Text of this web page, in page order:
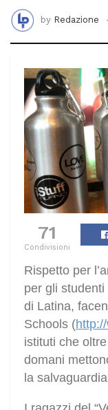
by Redazione
71
Condivisioni
Rispetto per
per gli studenti
di Latina,
Schools (
istituti che
domani
la